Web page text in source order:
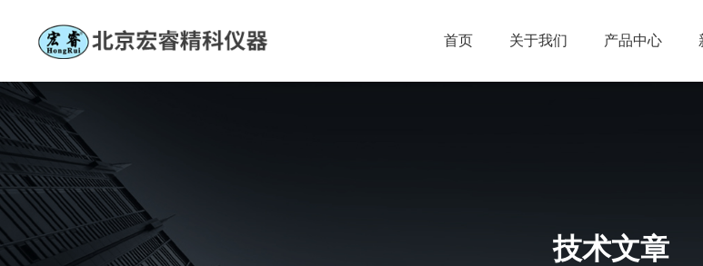
首页 关于我们 产品中心
技术文章